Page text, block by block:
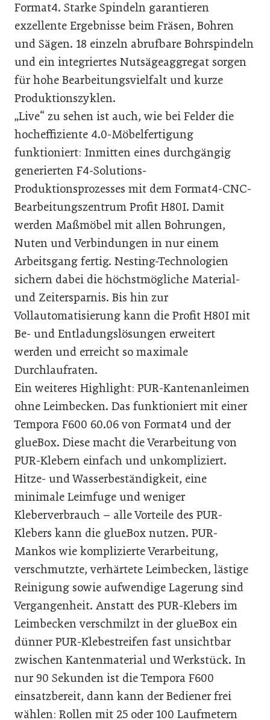
Format4. Starke Spindeln garantieren
exzellente Ergebnisse beim Fräsen, Bohren
und Sägen. 18 einzeln abrufbare Bohrspindeln
und ein integriertes Nutsägeaggregat sorgen
für hohe Bearbeitungsvielfalt und kurze
Produktionszyklen.
„Live“ zu sehen ist auch, wie bei Felder die
hocheffiziente 4.0-Möbelfertigung
funktioniert: Inmitten eines durchgängig
generierten F4-Solutions-
Produktionsprozesses mit dem Format4-CNC-
Bearbeitungszentrum Profit H80I. Damit
werden Maßmöbel mit allen Bohrungen,
Nuten und Verbindungen in nur einem
Arbeitsgang fertig. Nesting-Technologien
sichern dabei die höchstmögliche Material-
und Zeitersparnis. Bis hin zur
Vollautomatisierung kann die Profit H80I mit
Be- und Entladungslösungen erweitert
werden und erreicht so maximale
Durchlaufraten.
Ein weiteres Highlight: PUR-Kantenanleimen
ohne Leimbecken. Das funktioniert mit einer
Tempora F600 60.06 von Format4 und der
glueBox. Diese macht die Verarbeitung von
PUR-Klebern einfach und unkompliziert.
Hitze- und Wasserbeständigkeit, eine
minimale Leimfuge und weniger
Kleberverbrauch – alle Vorteile des PUR-
Klebers kann die glueBox nutzen. PUR-
Mankos wie komplizierte Verarbeitung,
verschmutzte, verhärtete Leimbecken, lästige
Reinigung sowie aufwendige Lagerung sind
Vergangenheit. Anstatt des PUR-Klebers im
Leimbecken verschmilzt in der glueBox ein
dünner PUR-Klebestreifen fast unsichtbar
zwischen Kantenmaterial und Werkstück. In
nur 90 Sekunden ist die Tempora F600
einsatzbereit, dann kann der Bediener frei
wählen: Rollen mit 25 oder 100 Laufmetern